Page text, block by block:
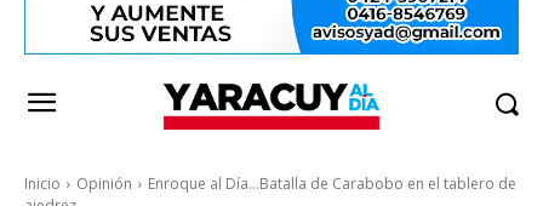
Inicio Opinión
Enroque al Día...Batalla de Carabobo en el tablero de